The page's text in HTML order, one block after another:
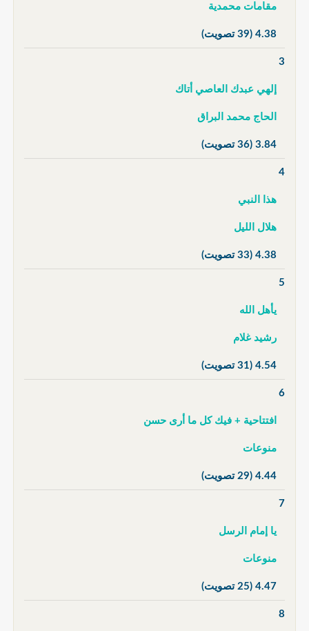
مقامات محمدية
4.38 (39 تصويت)
3
إلهي عبدك العاصي أتاك
الحاج محمد البراق
3.84 (36 تصويت)
4
هذا النبي
هلال الليل
4.38 (33 تصويت)
5
يأهل الله
رشيد غلام
4.54 (31 تصويت)
6
افتتاحية + فيك كل ما أرى حسن
منوعات
4.44 (29 تصويت)
7
يا إمام الرسل
منوعات
4.47 (25 تصويت)
8